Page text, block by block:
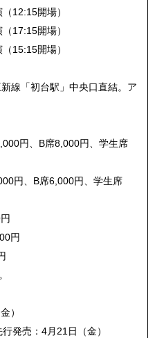
12:15開場）
（17:15開場）
15:15開場）
線「初台駅」中央口直結。ア
円、B席8,000円、学生席
円、B席6,000円、学生席
円
）
発売：4月21日（金）